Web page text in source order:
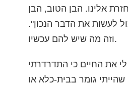
אלינו. הבן הטוב, הבן
לעשות את הדבר הנכון".
וזה מה שיש להם עכשיו.
את החיים כי התדרדרתי
גומר בבית-כלא או